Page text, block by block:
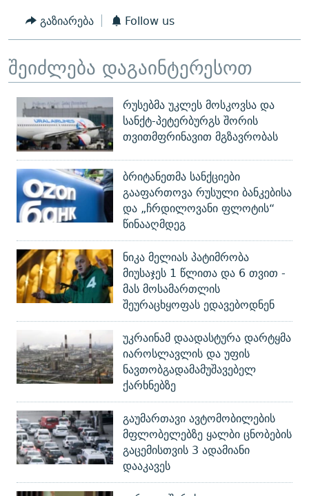
ᲐᲒᲕᲘᲡᲢᲝᲡ ᲝᲛᲘ
ПРИВЕТ ᲙᲣᲚᲢᲣᲠᲐ
გაზიარება Follow us
შეიძლება დაგაინტერესოთ
რუსებმა უკლეს მოსკოვსა და
სანქტ-პეტერბურგს შორის
თვითმფრინავით მგზავრობას
ბრიტანეთმა სანქციები
გააფართოვა რუსული ბანკებისა
და „ჩრდილოვანი ფლოტის“
წინააღმდეგ
ნიკა მელიას პატიმრობა
მიუსაჯეს 1 წლითა და 6 თვით -
მას მოსამართლის
შეურაცხყოფას ედავებოდნენ
უკრაინამ დაადასტურა დარტყმა
იაროსლავლის და უფის
ნავთობგადამამუშავებელ
ქარხნებზე
გაუმართავი ავტომობილების
მფლობელებზე ყალბი ცნობების
გაცემისთვის 3 ადამიანი
დააკავეს